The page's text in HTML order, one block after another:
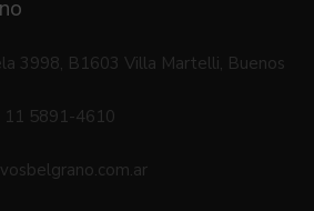
3998, B1603 Villa Martelli, Buenos
5891-4610